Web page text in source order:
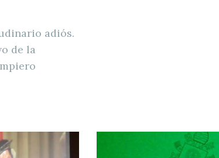
adiós.
de la